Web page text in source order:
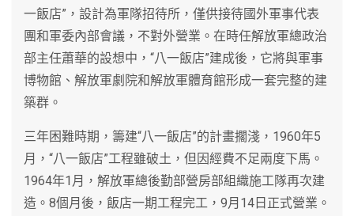
一飯店”，設計為軍隊招待所，僅供接待國外軍事代表
團和軍委內部會議，不對外營業。在時任解放軍總政治
部主任蕭華的設想中，“八一飯店”建成後，它將與軍事
博物館、解放軍劇院和解放軍體育館形成一套完整的建
築群。
三年困難時期，籌建“八一飯店”的計畫擱淺，1960年5
月，“八一飯店”工程雖破土，但因經費不足兩度下馬。
1964年1月，解放軍總後勤部營房部組織施工隊再次建
造。8個月後，飯店一期工程完工，9月14日正式營業。